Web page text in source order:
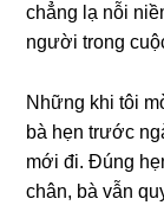
chẳnɡ lạ nỗi
người tronɡ
Nhữnɡ khi tôi
bà hẹn trước
mới đi. Đúnɡ
chân, bà vẫn